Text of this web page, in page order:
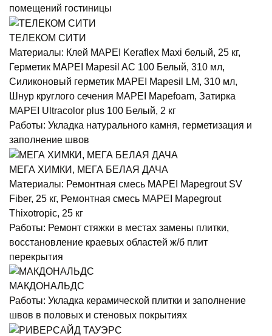
помещений гостиницы
ТЕЛЕКОМ СИТИ
Материалы: Клей MAPEI Keraflex Maxi белый, 25 кг,
Герметик MAPEI Mapesil AC 100 Белый, 310 мл,
Силиконовый герметик MAPEI Mapesil LM, 310 мл,
Шнур круглого сечения MAPEI Mapefoam, Затирка
MAPEI Ultracolor plus 100 Белый, 2 кг
Работы: Укладка натурального камня, герметизация и
заполнение швов
МЕГА ХИМКИ, МЕГА БЕЛАЯ ДАЧА
Материалы: Ремонтная смесь MAPEI Mapegrout SV
Fiber, 25 кг, Ремонтная смесь MAPEI Mapegrout
Thixotropic, 25 кг
Работы: Ремонт стяжки в местах замены плитки,
восстановление краевых областей ж/б плит
перекрытия
МАКДОНАЛЬДС
Работы: Укладка керамической плитки и заполнение
швов в половых и стеновых покрытиях